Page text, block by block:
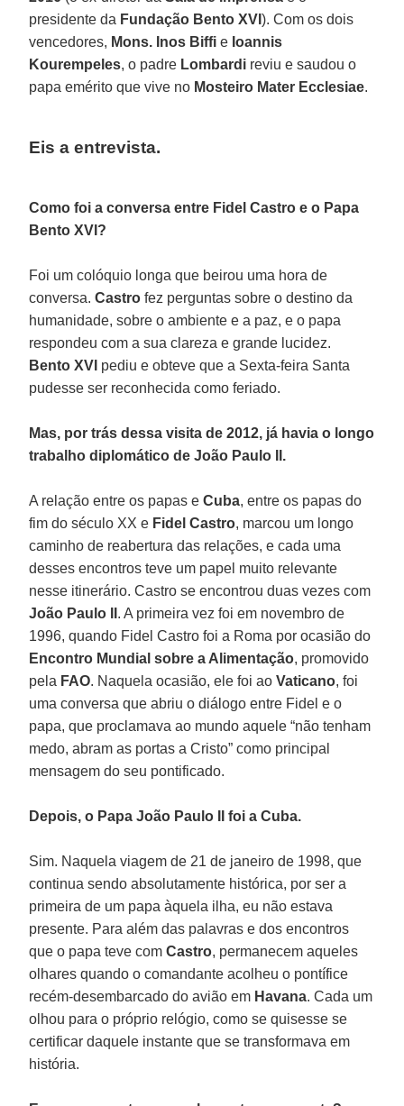
presidente da Fundação Bento XVI). Com os dois
vencedores, Mons. Inos Biffi e Ioannis
Kourempeles, o padre Lombardi reviu e saudou o
papa emérito que vive no Mosteiro Mater Ecclesiae.
Eis a entrevista.
Como foi a conversa entre Fidel Castro e o Papa
Bento XVI?
Foi um colóquio longa que beirou uma hora de
conversa.Castro fez perguntas sobre o destino da
humanidade, sobre o ambiente e a paz, e o papa
respondeu com a sua clareza e grande lucidez.
Bento XVI pediu e obteve que a Sexta-feira Santa
pudesse ser reconhecida como feriado.
Mas, por trás dessa visita de 2012, já havia o longo
trabalho diplomático de João Paulo II.
A relação entre os papas eCuba, entre os papas do
fim do século XX e Fidel Castro, marcou um longo
caminho de reabertura das relações, e cada uma
desses encontros teve um papel muito relevante
nesse itinerário. Castro se encontrou duas vezes com
João Paulo II . A primeira vez foi em novembro de
1996, quando Fidel Castro foi a Roma por ocasião do
Encontro Mundial sobre a Alimentação, promovido
pela FAO. Naquela ocasião, ele foi aoVaticano, foi
uma conversa que abriu o diálogo entre Fidel e o
papa, que proclamava ao mundo aquele “não tenham
medo, abram as portas a Cristo” como principal
mensagem do seu pontificado.
Depois, o Papa João Paulo II foi a Cuba.
Sim. Naquela viagem de 21 de janeiro de 1998, que
continua sendo absolutamente histórica, por ser a
primeira de um papa àquela ilha, eu não estava
presente. Para além das palavras e dos encontros
que o papa teve comCastro, permanecem aqueles
olhares quando o comandante acolheu o pontífice
recém-desembarcado do avião em Havana. Cada um
olhou para o próprio relógio, como se quisesse se
certificar daquele instante que se transformava em
história.